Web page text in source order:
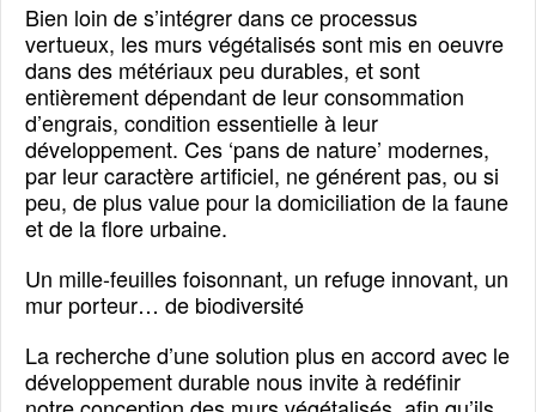
Bien loin de s’intégrer dans ce processus
vertueux, les murs végétalisés sont mis en oeuvre
dans des métériaux peu durables, et sont
entièrement dépendant de leur consommation
d’engrais, condition essentielle à leur
développement. Ces ‘pans de nature’ modernes,
par leur caractère artificiel, ne générent pas, ou si
peu, de plus value pour la domiciliation de la faune
et de la flore urbaine.
Un mille-feuilles foisonnant, un refuge innovant, un
mur porteur… de biodiversité
La recherche d’une solution plus en accord avec le
développement durable nous invite à redéfinir